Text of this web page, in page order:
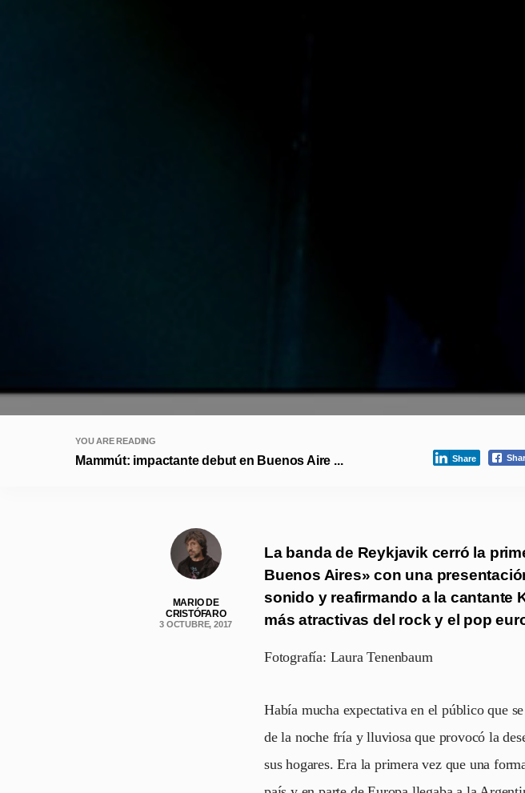
YOU ARE READING
Mammút: impactante debut en Buenos Aire ... Share
MARIO DE
CRISTÓFARO
3 OCTUBRE, 2017
La banda de Reykjavik cerró la
Buenos Aires» con una
sonido y reafirmando a la cantante
más atractivas del rock y el pop
Fotografía: Laura Tenenbaum
Había mucha expectativa en el público que
de la noche fría y lluviosa que provocó la
sus hogares. Era la primera vez que una